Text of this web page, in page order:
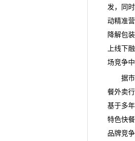
发，同
动精准
降解包
上线下
场竞争
据
餐外卖
基于多
特色快
品牌竞